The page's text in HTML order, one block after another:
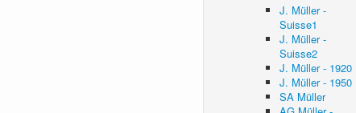
J. Müller -
Suisse1
J. Müller -
Suisse2
J. Müller - 1920
J. Müller - 1950
SA Müller